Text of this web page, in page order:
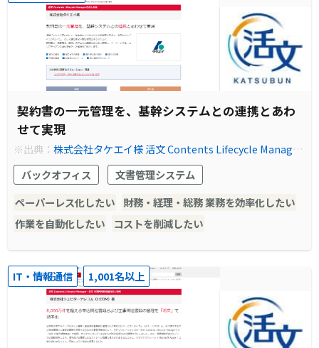
契約書の一元管理を、基幹システムとの連携とあわ
せて実現
※出典：株式会社タケエイ様 活文 Contents Lifecycle Manager
の導入事例やシステム構築例を紹介｜事例紹介｜株式会社日立ソ
リューションズ
バックオフィス
文書管理システム
ペーパーレス化したい 財務・経理・総務 業務を効率化したい
作業を自動化したい
コストを削減したい
IT・情報通信 1,001名以上